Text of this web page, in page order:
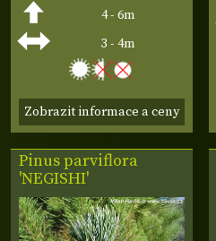
4 - 6m
3 - 4m
Zobrazit informace a ceny
Pinus parviflora
'NEGISHI'